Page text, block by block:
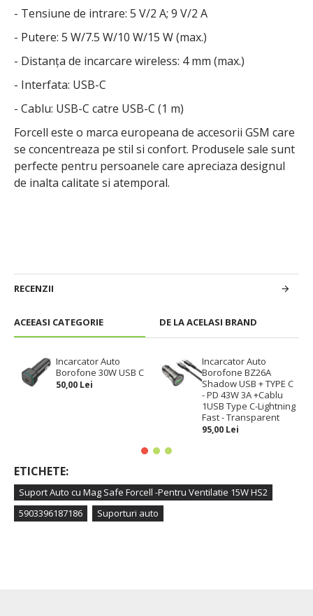
ACEEASI CATEGORIE DE LA ACELASI BRAND
Incarcator Auto
Borofone 30W USB C
50,00 Lei
Incarcator Auto
Borofone BZ26A
Shadow USB + TYPE C
- PD 43W 3A +Cablu
1USB Type C-Lightning
Fast - Transparent
95,00 Lei
- Tensiune de intrare: 5 V/2 A; 9 V/2 A
- Putere: 5 W/7.5 W/10 W/15 W (max.)
- Distanța de incarcare wireless: 4 mm (max.)
- Interfata: USB-C
- Cablu: USB-C catre USB-C (1 m)
Forcell este o marca europeana de accesorii GSM care
se concentreaza pe stil si confort. Produsele sale sunt
perfecte pentru persoanele care apreciaza designul
de inalta calitate si atemporal.
RECENZII
ETICHETE:
Suport Auto cu Mag Safe Forcell -Pentru Ventilatie 15W HS2
5903396187186
Suporturi auto